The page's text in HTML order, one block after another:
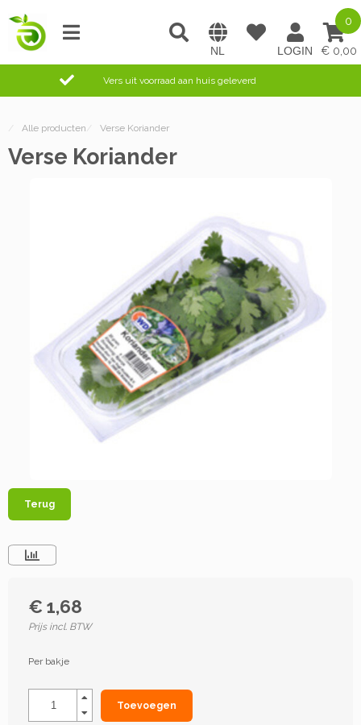
0,00
0
Vers uit voorraad aan huis geleverd
/ Alle producten / Verse Koriander
Verse Koriander
Terug
€ 1,68
Prijs incl. BTW
Per bakje
Toevoegen